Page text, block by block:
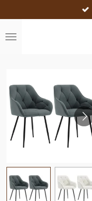
direct
naar
de